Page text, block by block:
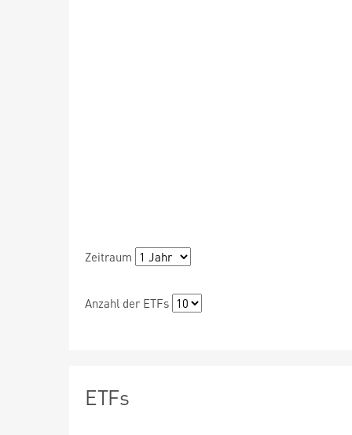
Zeitraum
Anzahl der ETFs
ETFs